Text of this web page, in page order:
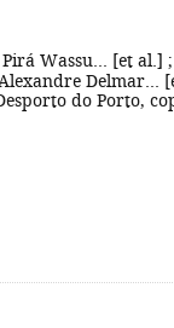
Wassu... [et al.] ;
Delmar...
do Porto,